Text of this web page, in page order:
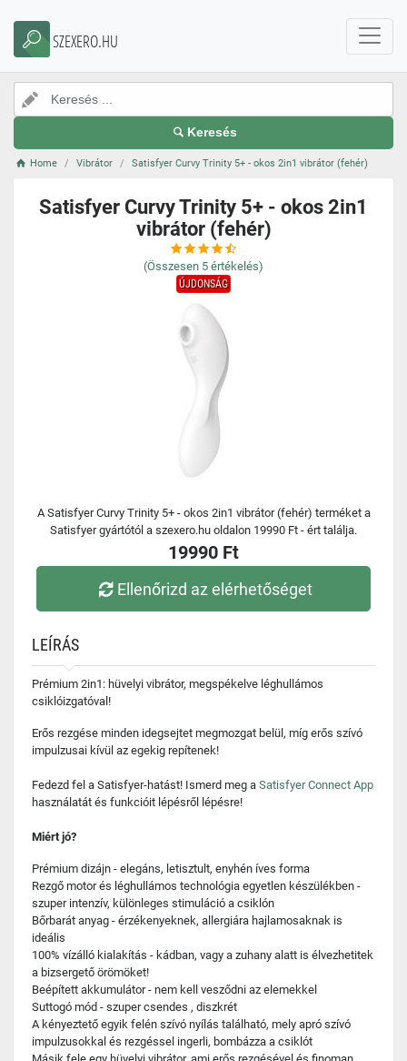
SZEXERO.HU
Keresés
Home Vibrátor Satisfyer Curvy Trinity 5+ - okos 2in1 vibrátor (fehér)
Satisfyer Curvy Trinity 5+ - okos 2in1
vibrátor (fehér)
(Összesen 5 értékelés)
ÚJDONSÁG
A Satisfyer Curvy Trinity 5+ - okos 2in1 vibrátor (fehér) terméket a
Satisfyer gyártótól a szexero.hu oldalon 19990 Ft - ért találja.
19990 Ft
Ellenőrizd az elérhetőséget
LEÍRÁS
Prémium 2in1: hüvelyi vibrátor, megspékelve léghullámos
csiklóizgatóval!
Erős rezgése minden idegsejtet megmozgat belül, míg erős szívó
impulzusai kívül az egekig repítenek!
Fedezd fel a Satisfyer-hatást! Ismerd meg a Satisfyer Connect App
használatát és funkcióit lépésről lépésre!
Miért jó?
Prémium dizájn - elegáns, letisztult, enyhén íves forma
Rezgő motor és léghullámos technológia egyetlen készülékben -
szuper intenzív, különleges stimuláció a csiklón
Bőrbarát anyag - érzékenyeknek, allergiára hajlamosaknak is
ideális
100% vízálló kialakítás - kádban, vagy a zuhany alatt is élvezhetitek
a bizsergető örömöket!
Beépített akkumulátor - nem kell vesződni az elemekkel
Suttogó mód - szuper csendes , diszkrét
A kényeztető egyik felén szívó nyílás található, mely apró szívó
impulzusokkal és rezgéssel ingerli, bombázza a csiklót